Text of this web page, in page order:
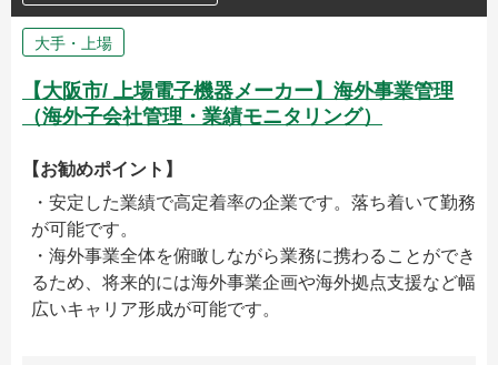
大手・上場
【大阪市/ 上場電子機器メーカー】海外事業管理
（海外子会社管理・業績モニタリング）
【お勧めポイント】
・安定した業績で高定着率の企業です。落ち着いて勤務
が可能です。
・海外事業全体を俯瞰しながら業務に携わることができ
るため、将来的には海外事業企画や海外拠点支援など幅
広いキャリア形成が可能です。